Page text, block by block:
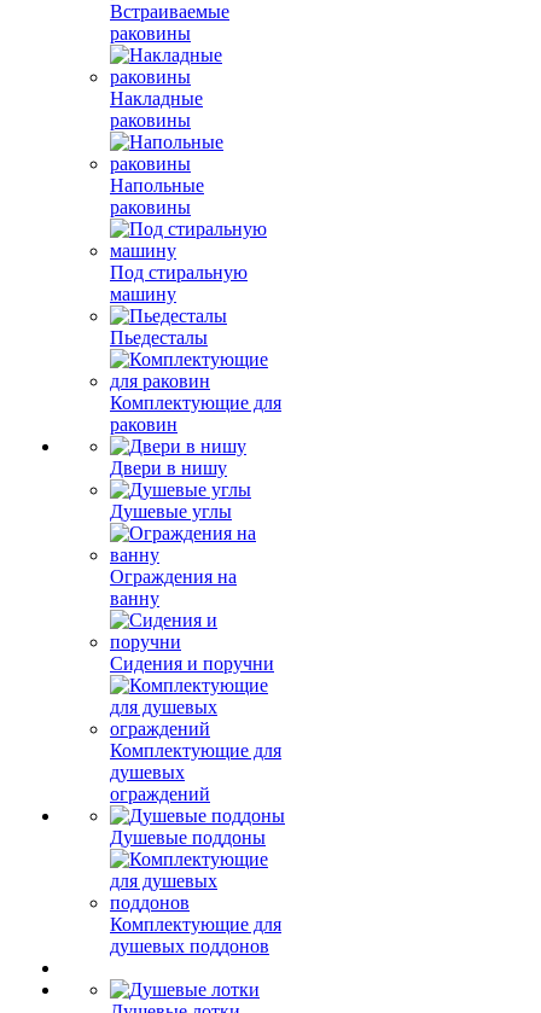
Встраиваемые
раковины
Накладные
раковины
Напольные
раковины
Под стиральную
машину
Пьедесталы
Комплектующие для
раковин
Двери в нишу
Душевые углы
Ограждения на
ванну
Сидения и поручни
Комплектующие для
душевых
ограждений
Душевые поддоны
Комплектующие для
душевых поддонов